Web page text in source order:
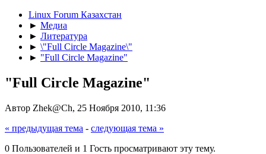
Linux Forum Казахстан
► Медиа
► Литература
► \"Full Circle Magazine\"
► "Full Circle Magazine"
"Full Circle Magazine"
Автор Zhek@Ch, 25 Ноября 2010, 11:36
« предыдущая тема - следующая тема »
0 Пользователей и 1 Гость просматривают эту тему.